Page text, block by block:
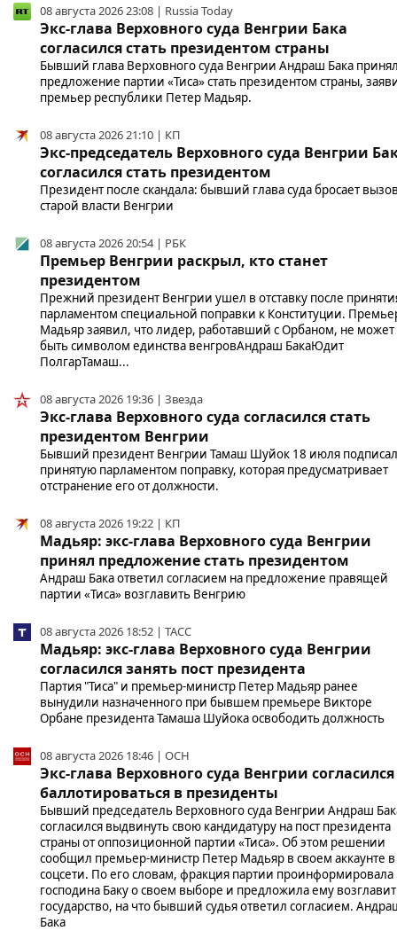
08 августа 2026 23:08 | Russia Today
Экс-глава Верховного суда Венгрии Бака
согласился стать президентом страны
Бывший глава Верховного суда Венгрии Андраш Бака
предложение партии «Тиса» стать президентом страны,
премьер республики Петер Мадьяр.
08 августа 2026 21:10 | КП
Экс-председатель Верховного суда Венгрии
согласился стать президентом
Президент после скандала: бывший глава суда бросает
старой власти Венгрии
08 августа 2026 20:54 | РБК
Премьер Венгрии раскрыл, кто станет
президентом
Прежний президент Венгрии ушел в отставку после
парламентом специальной поправки к Конституции.
Мадьяр заявил, что лидер, работавший с Орбаном, не может
быть символом единства венгровАндраш БакаЮдит
ПолгарТамаш...
08 августа 2026 19:36 | Звезда
Экс-глава Верховного суда согласился стать
президентом Венгрии
Бывший президент Венгрии Тамаш Шуйок 18 июля подписал
принятую парламентом поправку, которая предусматривает
отстранение его от должности.
08 августа 2026 19:22 | КП
Мадьяр: экс-глава Верховного суда Венгрии
принял предложение стать президентом
Андраш Бака ответил согласием на предложение правящей
партии «Тиса» возглавить Венгрию
08 августа 2026 18:52 | ТАСС
Мадьяр: экс-глава Верховного суда Венгрии
согласился занять пост президента
Партия "Тиса" и премьер-министр Петер Мадьяр ранее
вынудили назначенного при бывшем премьере Викторе
Орбане президента Тамаша Шуйока освободить должность
08 августа 2026 18:46 | ОСН
Экс-глава Верховного суда Венгрии согласился
баллотироваться в президенты
Бывший председатель Верховного суда Венгрии Андраш
согласился выдвинуть свою кандидатуру на пост президента
страны от оппозиционной партии «Тиса». Об этом решении
сообщил премьер-министр Петер Мадьяр в своем аккаунте в
соцсети. По его словам, фракция партии проинформировала
господина Баку о своем выборе и предложила ему
государство, на что бывший судья ответил согласием.
Бака